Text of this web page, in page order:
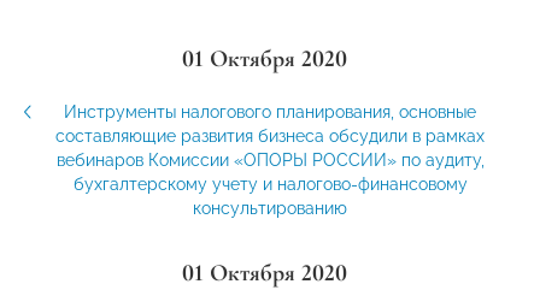
01 Октября 2020
Инструменты налогового планирования, основные
составляющие развития бизнеса обсудили в рамках
вебинаров Комиссии «ОПОРЫ РОССИИ» по аудиту,
бухгалтерскому учету и налогово-финансовому
консультированию
01 Октября 2020